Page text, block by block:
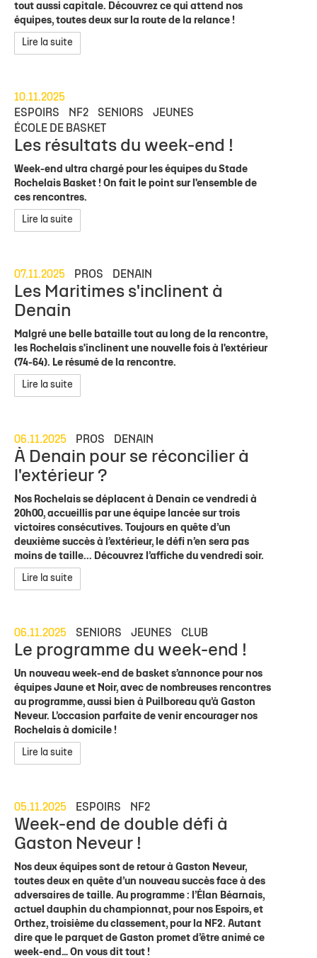
tout aussi capitale. Découvrez ce qui attend nos
équipes, toutes deux sur la route de la relance !
Lire la suite
10.11.2025
ESPOIRS
NF2 SENIORS
JEUNES
ÉCOLE DE BASKET
Les résultats du week-end !
Week-end ultra chargé pour les équipes du Stade
Rochelais Basket ! On fait le point sur l'ensemble de
ces rencontres.
Lire la suite
07.11.2025 PROS DENAIN
Les Maritimes s'inclinent à
Denain
Malgré une belle bataille tout au long de la rencontre,
les Rochelais s'inclinent une nouvelle fois à l'extérieur
(74-64). Le résumé de la rencontre.
Lire la suite
06.11.2025 PROS DENAIN
À Denain pour se réconcilier à
l'extérieur ?
Nos Rochelais se déplacent à Denain ce vendredi à
20h00, accueillis par une équipe lancée sur trois
victoires consécutives. Toujours en quête d’un
deuxième succès à l’extérieur, le défi n’en sera pas
moins de taille... Découvrez l’affiche du vendredi soir.
Lire la suite
06.11.2025 SENIORS JEUNES CLUB
Le programme du week-end !
Un nouveau week-end de basket s’annonce pour nos
équipes Jaune et Noir, avec de nombreuses rencontres
au programme, aussi bien à Puilboreau qu’à Gaston
Neveur. L’occasion parfaite de venir encourager nos
Rochelais à domicile !
Lire la suite
05.11.2025 ESPOIRS NF2
Week-end de double défi à
Gaston Neveur !
Nos deux équipes sont de retour à Gaston Neveur,
toutes deux en quête d’un nouveau succès face à des
adversaires de taille. Au programme : l’Élan Béarnais,
actuel dauphin du championnat, pour nos Espoirs, et
Orthez, troisième du classement, pour la NF2. Autant
dire que le parquet de Gaston promet d’être animé ce
week-end… On vous dit tout !